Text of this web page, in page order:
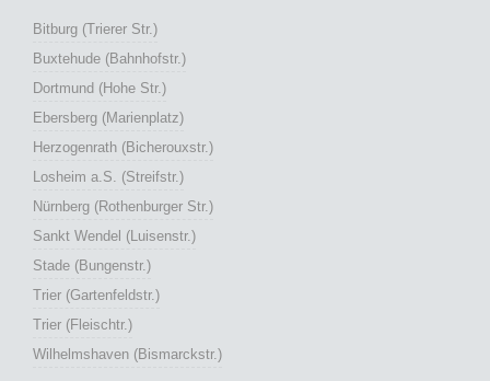
Bitburg (Trierer Str.)
Buxtehude (Bahnhofstr.)
Dortmund (Hohe Str.)
Ebersberg (Marienplatz)
Herzogenrath (Bicherouxstr.)
Losheim a.S. (Streifstr.)
Nürnberg (Rothenburger Str.)
Sankt Wendel (Luisenstr.)
Stade (Bungenstr.)
Trier (Gartenfeldstr.)
Trier (Fleischtr.)
Wilhelmshaven (Bismarckstr.)